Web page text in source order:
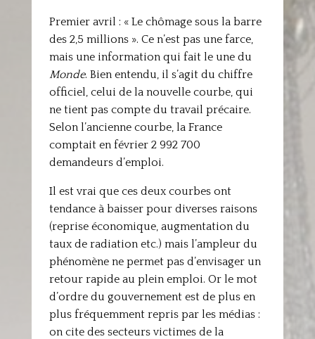
Premier avril : « Le chômage sous la barre
des 2,5 millions ». Ce n’est pas une farce,
mais une information qui fait le une du
Monde. Bien entendu, il s’agit du chiffre
officiel, celui de la nouvelle courbe, qui
ne tient pas compte du travail précaire.
Selon l’ancienne courbe, la France
comptait en février 2 992 700
demandeurs d’emploi.
Il est vrai que ces deux courbes ont
tendance à baisser pour diverses raisons
(reprise économique, augmentation du
taux de radiation etc.) mais l’ampleur du
phénomène ne permet pas d’envisager un
retour rapide au plein emploi. Or le mot
d’ordre du gouvernement est de plus en
plus fréquemment repris par les médias :
on cite des secteurs victimes de la